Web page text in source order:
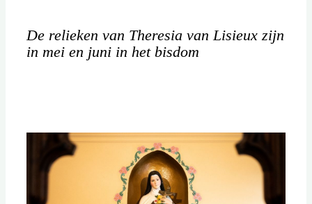
De relieken van Theresia van Lisieux zijn
in mei en juni in het bisdom